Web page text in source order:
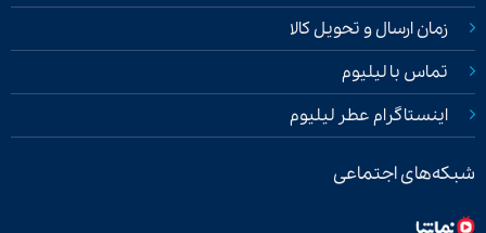
زمان ارسال و تحویل کالا
تماس با لیلیوم
اینستاگرام عطر لیلیوم
شبکه‌های اجتماعی